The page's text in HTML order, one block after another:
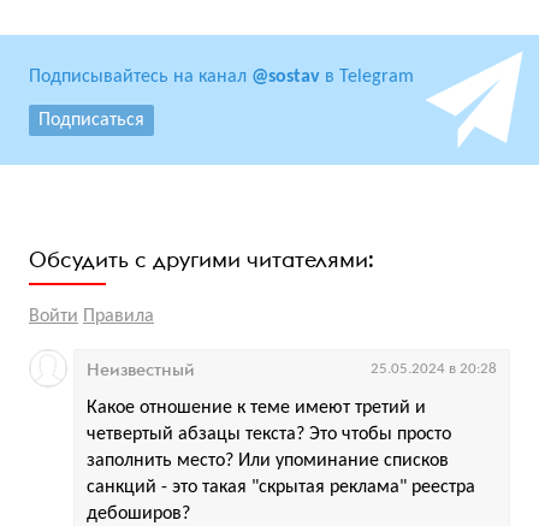
Подписывайтесь на канал @sostav в Telegram
Подписаться
Обсудить с другими читателями:
Войти Правила
Какое отношение к теме имеют третий и
четвертый абзацы текста? Это чтобы просто
заполнить место? Или упоминание списков
санкций - это такая "скрытая реклама" реестра
дебоширов?
Неизвестный 25.05.2024 в 20:28